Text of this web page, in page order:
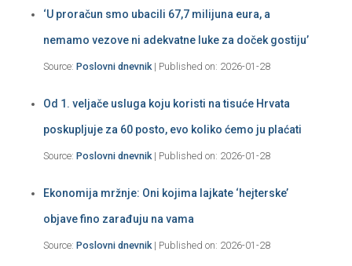
‘U proračun smo ubacili 67,7 milijuna eura, a
nemamo vezove ni adekvatne luke za doček gostiju’
Source: Poslovni dnevnik Published on: 2026-01-28
Od 1. veljače usluga koju koristi na tisuće Hrvata
poskupljuje za 60 posto, evo koliko ćemo ju plaćati
Source: Poslovni dnevnik Published on: 2026-01-28
Ekonomija mržnje: Oni kojima lajkate ‘hejterske’
objave fino zarađuju na vama
Source: Poslovni dnevnik Published on: 2026-01-28